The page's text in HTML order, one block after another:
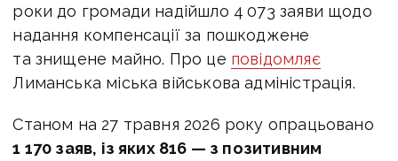
роки до громади надійшло 4 073 заяви щодо
надання компенсації за пошкоджене
та знищене майно. Про це повідомляє
Лиманська міська військова адміністрація.
Станом на 27 травня 2026 року опрацьовано
1 170 заяв, із яких 816 — з позитивним